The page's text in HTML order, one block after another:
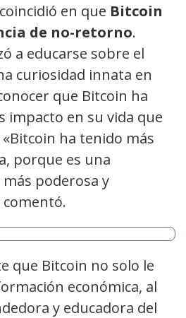
en que Bitcoin
de no-retorno.
a educarse sobre el
curiosidad innata en
que Bitcoin ha
impacto en su vida que
ha tenido más
porque es una
poderosa y
que Bitcoin no solo le
económica, al
y educadora del